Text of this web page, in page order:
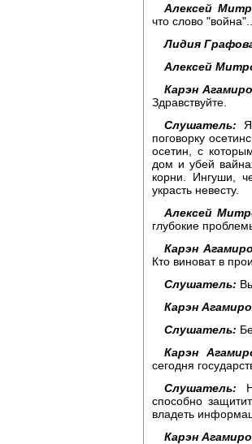
Алексей
что слово
Лидия
Алексей
Карэн
Здравствуйте.
Слушатель: Я
поговорку
осетин, с
дом и убей
корни. Ингуши,
украсть невесту.
Алексей
глубокие
Карэн
Кто виноват в
Слушатель:
Карэн
Слушатель:
Карэн
сегодня
Слушатель:
способно
владеть
Карэн